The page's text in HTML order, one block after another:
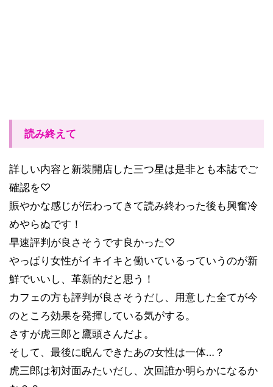
読み終えて
詳しい内容と新装開店した三つ星は是非とも本誌でご
確認を♡
賑やかな感じが伝わってきて読み終わった後も興奮冷
めやらぬです！
早速評判が良さそうです良かった♡
やっぱり女性がイキイキと働いているっていうのが新
鮮でいいし、革新的だと思う！
カフェの方も評判が良さそうだし、用意した全てが今
のところ効果を発揮している気がする。
さすが虎三郎と鷹頭さんだよ。
そして、最後に睨んできたあの女性は一体… ？
虎三郎は初対面みたいだし、次回誰か明らかになるか